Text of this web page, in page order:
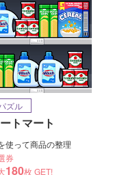
ズル
トマート
使って商品の整理
券
180枚 GET!